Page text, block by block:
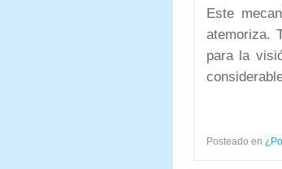
Este
atemoriza.
para la
Posteado en